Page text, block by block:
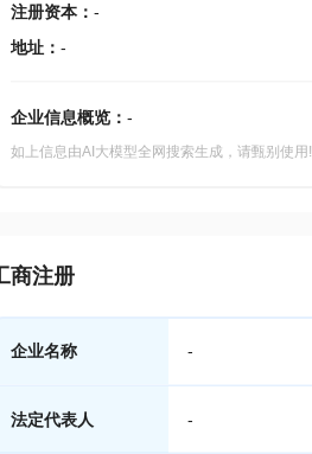
注册资本： -
地址： -
企业信息概览： -
如上信息由AI大模型全网搜索生成，请甄别使用!
商注册
企业名称 -
法定代表人 -